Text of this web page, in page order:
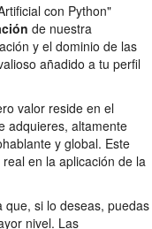
con Python"
de nuestra
y el dominio de las
añadido a tu perfil
valor reside en el
adquieres, altamente
y global. Este
en la aplicación de la
que, si lo deseas, puedas
nivel. Las